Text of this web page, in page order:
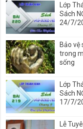
Lớp
Sách
24/7/
Bảo
trong
sống
Lớp
Sách
17/7/
Lễ